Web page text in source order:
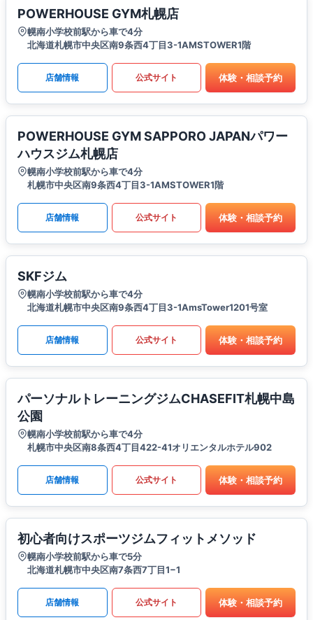
POWERHOUSE GYM札幌店
幌南小学校前駅から車で4分
北海道札幌市中央区南9条西4丁目3-1AMSTOWER1階
店舗情報 公式サイト 体験・相談予約
POWERHOUSE GYM SAPPORO JAPANパワー
ハウスジム札幌店
幌南小学校前駅から車で4分
札幌市中央区南9条西4丁目3-1AMSTOWER1階
店舗情報 公式サイト 体験・相談予約
SKFジム
幌南小学校前駅から車で4分
北海道札幌市中央区南9条西4丁目3-1AmsTower1201号室
店舗情報 公式サイト 体験・相談予約
パーソナルトレーニングジムCHASEFIT札幌中島
公園
幌南小学校前駅から車で4分
札幌市中央区南8条西4丁目422-41オリエンタルホテル902
店舗情報 公式サイト 体験・相談予約
初心者向けスポーツジムフィットメソッド
幌南小学校前駅から車で5分
北海道札幌市中央区南7条西7丁目1−1
店舗情報 公式サイト 体験・相談予約